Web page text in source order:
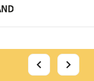
chevron_left chevron_right